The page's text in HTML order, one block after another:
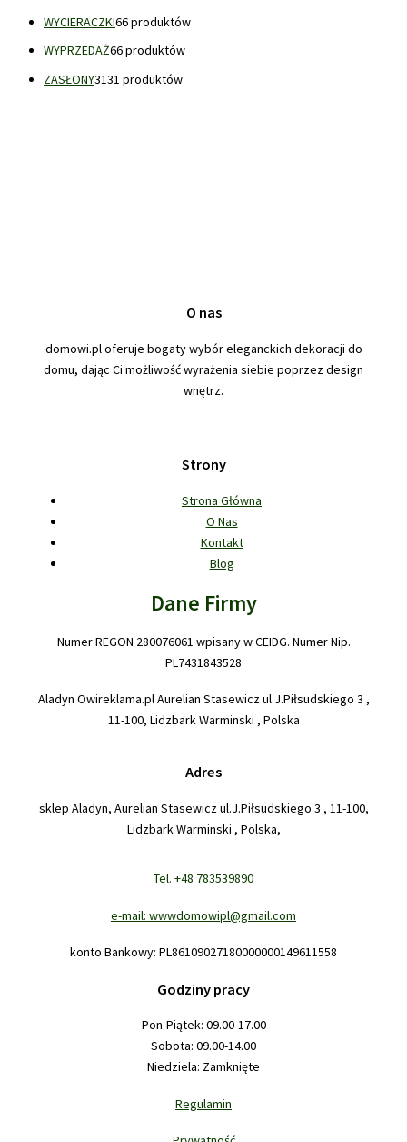
WYCIERACZKI66 produktów
WYPRZEDAŻ66 produktów
ZASŁONY3131 produktów
O nas
domowi.pl oferuje bogaty wybór eleganckich dekoracji do
domu, dając Ci możliwość wyrażenia siebie poprzez design
wnętrz.
Strony
Strona Główna
O Nas
Kontakt
Blog
Dane Firmy
Numer REGON 280076061 wpisany w CEIDG. Numer Nip.
PL7431843528
Aladyn Owireklama.pl Aurelian Stasewicz ul.J.Piłsudskiego 3 ,
11-100, Lidzbark Warminski , Polska
Adres
sklep Aladyn, Aurelian Stasewicz ul.J.Piłsudskiego 3 , 11-100,
Lidzbark Warminski , Polska,
Tel. +48 783539890
e-mail: wwwdomowipl@gmail.com
konto Bankowy: PL86109027180000000149611558
Godziny pracy
Pon-Piątek: 09.00-17.00
Sobota: 09.00-14.00
Niedziela: Zamknięte
Regulamin